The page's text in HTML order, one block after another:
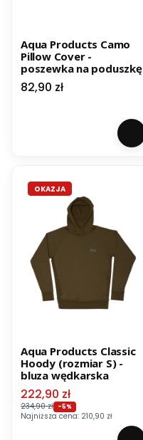
Aqua Products Camo
Pillow Cover -
poszewka na poduszkę
Cena
82,90 zł
OKAZJA
Aqua Products Classic
Hoody (rozmiar S) -
bluza wędkarska
Cena promocyjna
222,90 zł
234,90 zł -5%
Najniższa cena: 210,90 zł